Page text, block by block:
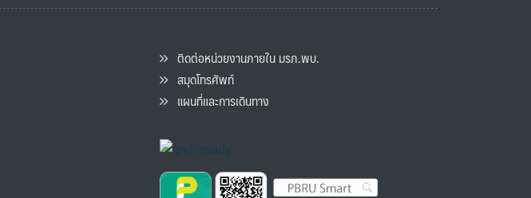
ติดต่อหน่วยงานภายใน มรภ.พบ.
สมุดโทรศัพท์
แผนที่และการเดินทาง